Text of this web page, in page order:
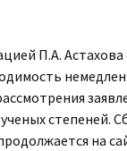
П.А.
степеней.
на